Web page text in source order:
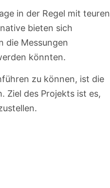
in der Regel mit teuren
bieten sich
die Messungen
könnten.
zu können, ist die
Ziel des Projekts ist es,